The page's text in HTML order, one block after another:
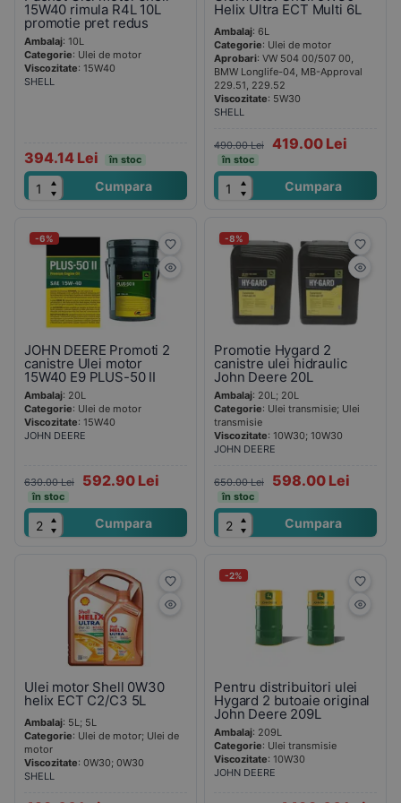
15W40 rimula R4L 10L
promotie pret redus
Ambalaj: 10L
Categorie: Ulei de motor
Viscozitate: 15W40
SHELL
394.14 Lei în stoc
Cumpara
Helix Ultra ECT Multi 6L
Ambalaj: 6L
Categorie: Ulei de motor
Aprobari: VW 504 00/507 00,
BMW Longlife-04, MB-Approval
229.51, 229.52
Viscozitate: 5W30
SHELL
490.00 Lei 419.00 Lei
în stoc
Cumpara
-6%
JOHN DEERE Promoti 2
canistre Ulei motor
15W40 E9 PLUS-50 II
Ambalaj: 20L
Categorie: Ulei de motor
Viscozitate: 15W40
JOHN DEERE
630.00 Lei 592.90 Lei
în stoc
Cumpara
-8%
Promotie Hygard 2
canistre ulei hidraulic
John Deere 20L
Ambalaj: 20L; 20L
Categorie: Ulei transmisie; Ulei
transmisie
Viscozitate: 10W30; 10W30
JOHN DEERE
650.00 Lei 598.00 Lei
în stoc
Cumpara
Ulei motor Shell 0W30
helix ECT C2/C3 5L
Ambalaj: 5L; 5L
Categorie: Ulei de motor; Ulei de
motor
Viscozitate: 0W30; 0W30
SHELL
-2%
Pentru distribuitori ulei
Hygard 2 butoaie original
John Deere 209L
Ambalaj: 209L
Categorie: Ulei transmisie
Viscozitate: 10W30
JOHN DEERE